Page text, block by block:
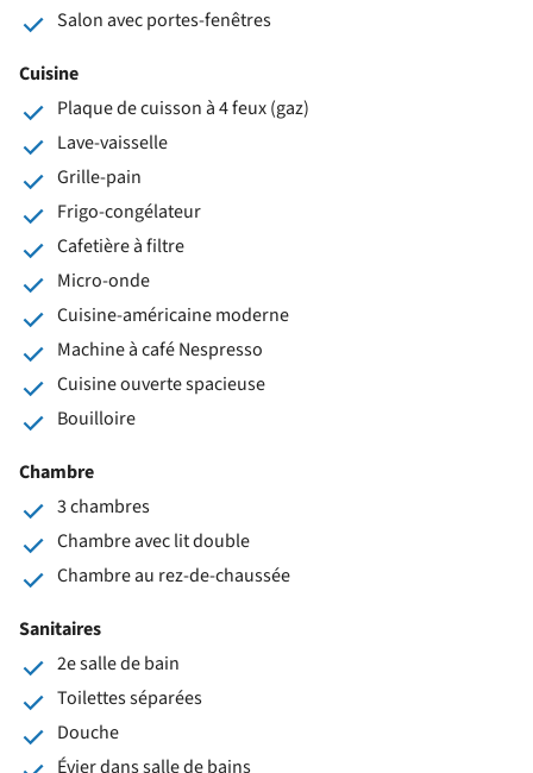
Salon avec portes-fenêtres
Cuisine
Plaque de cuisson à 4 feux (gaz)
Lave-vaisselle
Grille-pain
Frigo-congélateur
Cafetière à filtre
Micro-onde
Cuisine-américaine moderne
Machine à café Nespresso
Cuisine ouverte spacieuse
Bouilloire
Chambre
3 chambres
Chambre avec lit double
Chambre au rez-de-chaussée
Sanitaires
2e salle de bain
Toilettes séparées
Douche
Évier dans salle de bains